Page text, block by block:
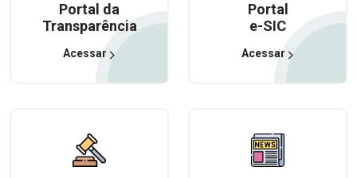
Portal da
Transparência
Acessar
Portal
e-SIC
Acessar